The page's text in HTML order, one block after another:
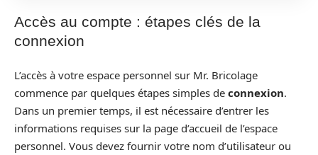
Accès au compte : étapes clés de la
connexion
L’accès à votre espace personnel sur Mr. Bricolage
commence par quelques étapes simples de connexion.
Dans un premier temps, il est nécessaire d’entrer les
informations requises sur la page d’accueil de l’espace
personnel. Vous devez fournir votre nom d’utilisateur ou